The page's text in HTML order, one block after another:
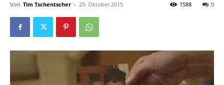
Von Tim Tschentscher - 29. Oktober 2015 0
1588